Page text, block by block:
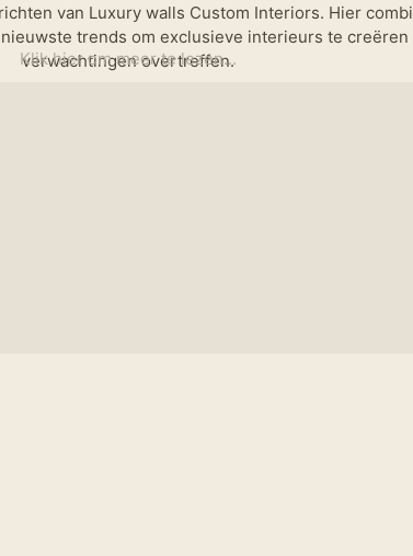
van Luxury walls Custom Interiors. Hier
trends om exclusieve interieurs te
verwachtingen overtreffen.
Klik hier om meer te lezen...